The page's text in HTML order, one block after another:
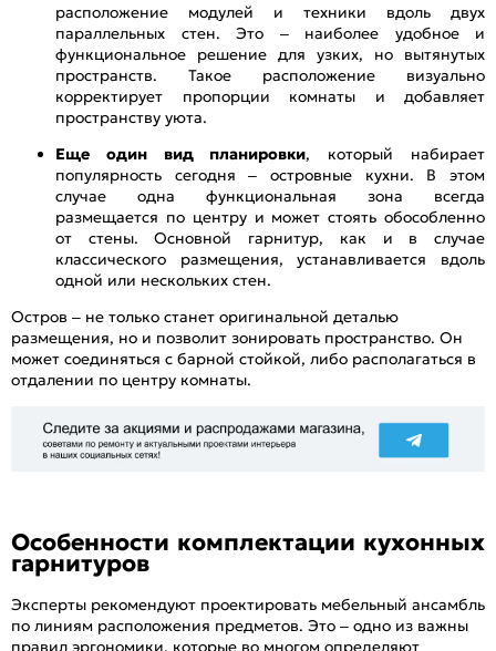
расположение модулей и техники вдоль двух
параллельных стен. Это – наиболее удобное и
функциональное решение для узких, но вытянутых
пространств. Такое расположение визуально
корректирует пропорции комнаты и добавляет
пространству уюта.
Еще один вид планировки, который набирает
популярность сегодня – островные кухни. В этом
случае одна функциональная зона всегда
размещается по центру и может стоять обособленно
от стены. Основной гарнитур, как и в случае
классического размещения, устанавливается вдоль
одной или нескольких стен.
Остров – не только станет оригинальной деталью
размещения, но и позволит зонировать пространство. Он
может соединяться с барной стойкой, либо располагаться в
отдалении по центру комнаты.
Особенности комплектации кухонных
гарнитуров
Эксперты рекомендуют проектировать мебельный ансамбль
по линиям расположения предметов. Это – одно из важны
правил эргономики, которые во многом определяют